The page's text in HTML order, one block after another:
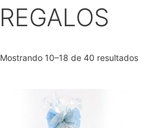
REGALOS
Mostrando 10–18 de 40 resultados